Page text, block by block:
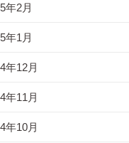
年2月
年1月
年12月
年11月
年10月